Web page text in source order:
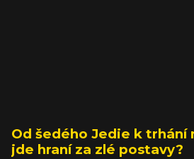
Od šedého Jedie k trhání
jde hraní za zlé postavy?